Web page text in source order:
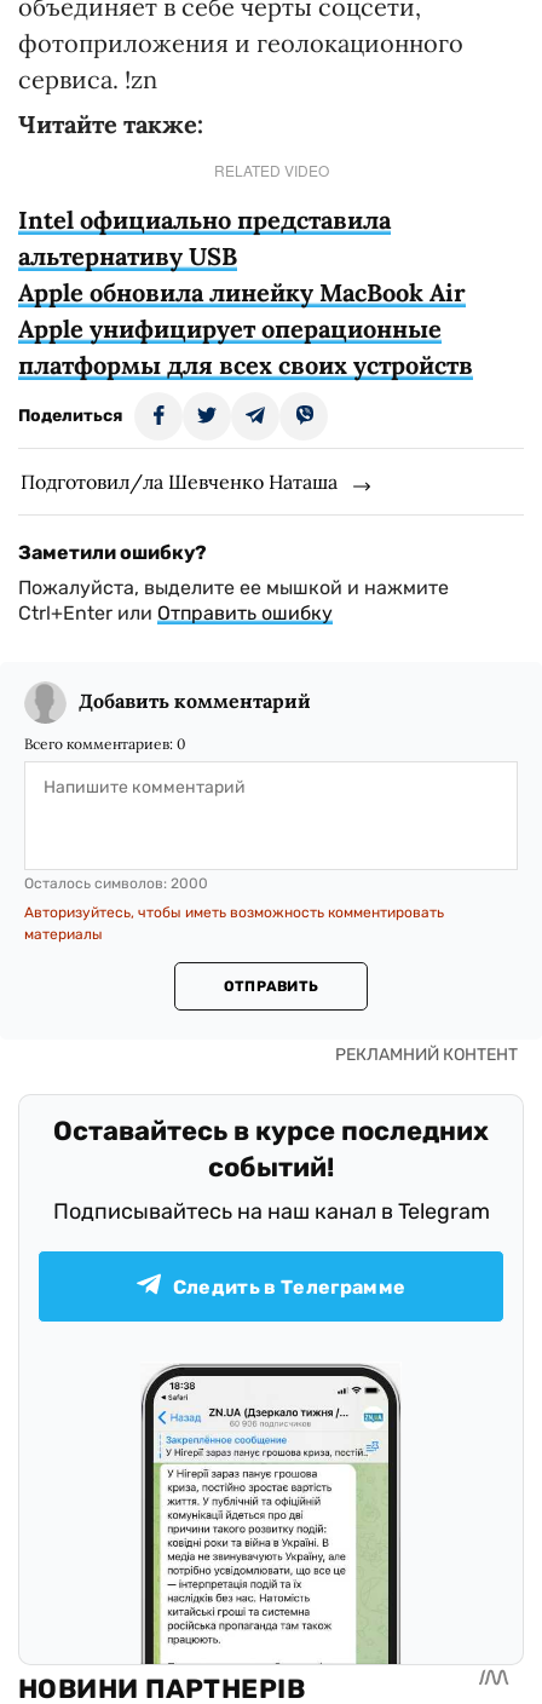
объединяет в себе черты соцсети,
фотоприложения и геолокационного
сервиса. !zn
Читайте также:
RELATED VIDEO
Intel официально представила
альтернативу USB
Apple обновила линейку MacBook Air
Apple унифицирует операционные
платформы для всех своих устройств
Поделиться
Подготовил/ла Шевченко Наташа
Заметили ошибку?
Пожалуйста, выделите ее мышкой и нажмите
Ctrl+Enter или Отправить ошибку
Добавить комментарий
Всего комментариев: 0
Осталось символов: 2000
Авторизуйтесь, чтобы иметь возможность комментировать
материалы
ОТПРАВИТЬ
Оставайтесь в курсе последних
событий!
Подписывайтесь на наш канал в Telegram
Следить в Телеграмме